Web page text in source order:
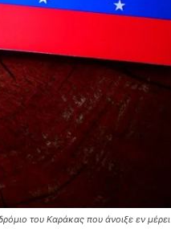
του Καράκας που άνοιξε εν μέρει